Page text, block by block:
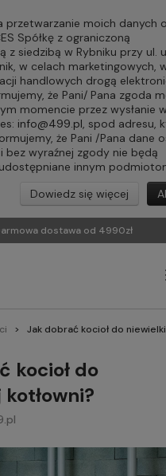
przetwarzanie moich danych
Spółkę z ograniczoną
z siedzibą w Rybniku przy ul.
w celach marketingowych,
handlowych drogą
że Pani/ Pana zgoda
momencie przez wysłanie
info@499.pl, spod adresu,
że Pani /Pana dane
bez wyraźnej zgody nie będą
innym
Dowiedz się więcej
dostawa od 4990zł
Jak dobrać kocioł do
kocioł do